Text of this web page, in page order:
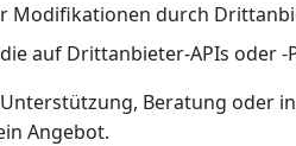
Modifikationen durch
auf Drittanbieter-APIs oder
Beratung oder
Angebot.